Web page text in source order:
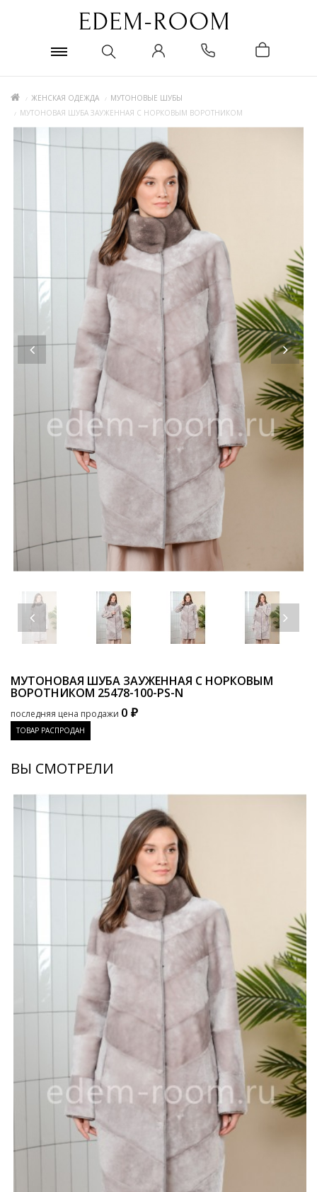
ЖЕНСКАЯ ОДЕЖДА
МУТОНОВЫЕ ШУБЫ
МУТОНОВАЯ ШУБА ЗАУЖЕННАЯ С НОРКОВЫМ ВОРОТНИКОМ
МУТОНОВАЯ ШУБА ЗАУЖЕННАЯ С НОРКОВЫМ
ВОРОТНИКОМ 25478-100-PS-N
последняя цена продажи 0 ₽
ТОВАР РАСПРОДАН
ВЫ СМОТРЕЛИ